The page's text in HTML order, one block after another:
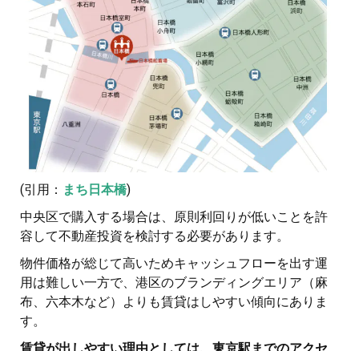
(引用： まち日本橋)
中央区で購入する場合は、原則利回りが低いことを許
容して不動産投資を検討する必要があります。
物件価格が総じて高いためキャッシュフローを出す運
用は難しい一方で、港区のブランディングエリア（麻
布、六本木など）よりも賃貸はしやすい傾向にありま
す。
賃貸が出しやすい理由としては、東京駅までのアクセ